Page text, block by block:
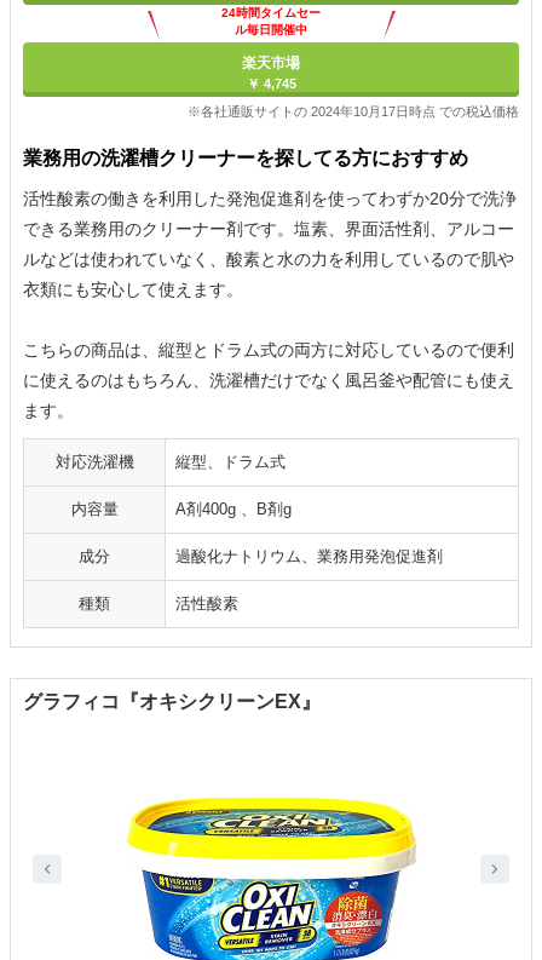
24時間タイムセー
ル毎日開催中
楽天市場
￥ 4,745
※各社通販サイトの 2024年10月17日時点 での税込価格
業務用の洗濯槽クリーナーを探してる方におすすめ
活性酸素の働きを利用した発泡促進剤を使ってわずか20分で洗浄
できる業務用のクリーナー剤です。塩素、界面活性剤、アルコー
ルなどは使われていなく、酸素と水の力を利用しているので肌や
衣類にも安心して使えます。
こちらの商品は、縦型とドラム式の両方に対応しているので便利
に使えるのはもちろん、洗濯槽だけでなく風呂釜や配管にも使え
ます。
対応洗濯機 縦型、ドラム式
内容量 A剤400g 、B剤g
成分 過酸化ナトリウム、業務用発泡促進剤
種類 活性酸素
グラフィコ『オキシクリーンEX』